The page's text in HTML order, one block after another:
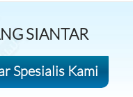
SIANTAR
Spesialis Kami